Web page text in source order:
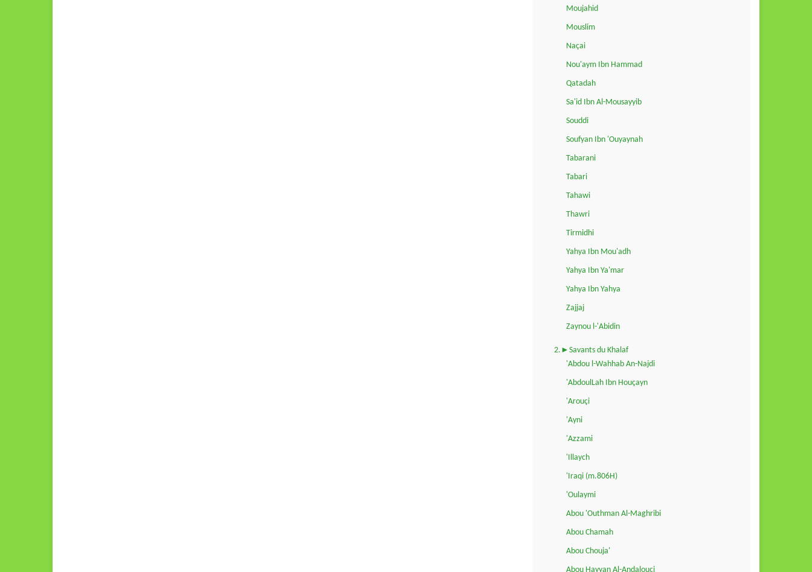
Moujahid
Mouslim
Naçai
Nou'aym Ibn Hammad
Qatadah
Sa'id Ibn Al-Mousayyib
Souddi
Soufyan Ibn 'Ouyaynah
Tabarani
Tabari
Tahawi
Thawri
Tirmidhi
Yahya Ibn Mou'adh
Yahya Ibn Ya'mar
Yahya Ibn Yahya
Zajjaj
Zaynou l-'Abidin
2.►Savants du Khalaf
'Abdou l-Wahhab An-Najdi
'AbdoulLah Ibn Houçayn
'Arouçi
'Ayni
'Azzami
'Illaych
'Iraqi (m.806H)
'Oulaymi
Abou 'Outhman Al-Maghribi
Abou Chamah
Abou Chouja'
Abou Hayyan Al-Andalouçi